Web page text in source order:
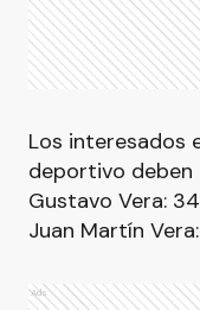
Los interesados
deportivo
Gustavo Vera:
Juan Martín
Ads